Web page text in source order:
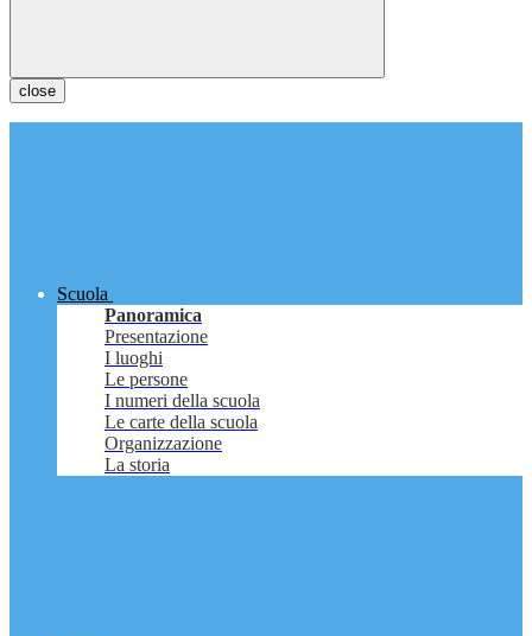
close
Scuola
Panoramica
Presentazione
I luoghi
Le persone
I numeri della scuola
Le carte della scuola
Organizzazione
La storia